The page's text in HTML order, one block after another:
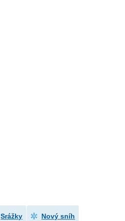
Srážky Nový sníh